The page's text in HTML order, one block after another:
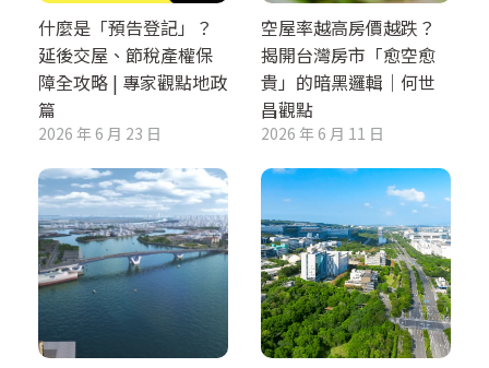
什麼是「預告登記」？
延後交屋、節稅產權保
障全攻略 | 專家觀點地政
篇
2026 年 6 月 23 日
空屋率越高房價越跌？
揭開台灣房市「愈空愈
貴」的暗黑邏輯｜何世
昌觀點
2026 年 6 月 11 日